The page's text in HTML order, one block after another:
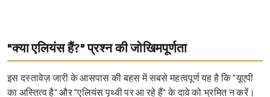
"क्या एलियंस हैं?" प्रश्न की जोखिमपूर्णता
इस दस्तावेज़ जारी के आसपास की बहस में सबसे महत्वपूर्ण यह है कि "यूएपी
का अस्तित्व है" और "एलियंस पृथ्वी पर आ रहे हैं" के दावे को भ्रमित न करें।